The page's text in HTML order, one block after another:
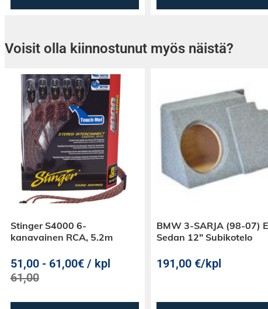
Voisit olla kiinnostunut myös näistä?
Stinger S4000 6-
kanavainen RCA, 5.2m
51,00- 61,00€ / kpl
61,00
BMW 3-SARJA (98-07)
Sedan 12″ Subikotelo
191,00 €/kpl